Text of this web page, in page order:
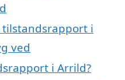
i
ved
i Arrild?